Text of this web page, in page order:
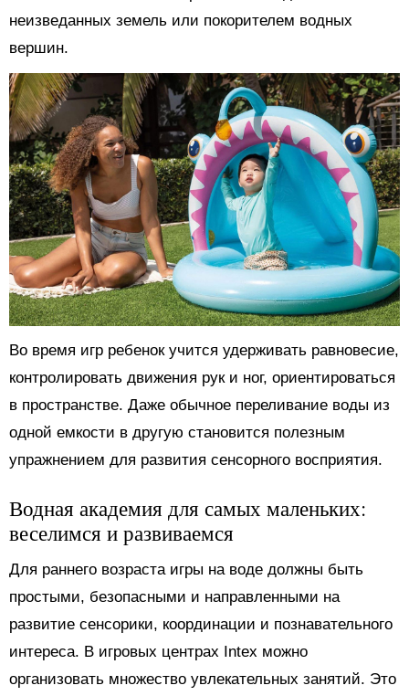
неизведанных земель или покорителем водных
вершин.
Во время игр ребенок учится удерживать равновесие,
контролировать движения рук и ног, ориентироваться
в пространстве. Даже обычное переливание воды из
одной емкости в другую становится полезным
упражнением для развития сенсорного восприятия.
Водная академия для самых маленьких:
веселимся и развиваемся
Для раннего возраста игры на воде должны быть
простыми, безопасными и направленными на
развитие сенсорики, координации и познавательного
интереса. В игровых центрах Intex можно
организовать множество увлекательных занятий. Это